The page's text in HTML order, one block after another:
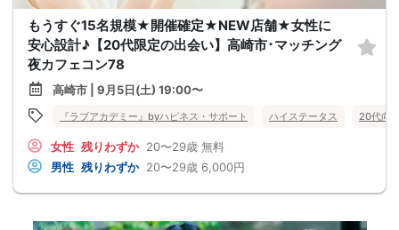
もうすぐ15名規模★開催確定★NEW店舗★女性に
安心設計♪【20代限定の出会い】高崎市･マッチング
夜カフェコン78
高崎市 | 9月5日(土) 19:00〜
『ラブアカデミー』byハピネス・サポート ハイステータス 20代向
女性 残りわずか 20〜29歳 無料
男性 残りわずか 20〜29歳 6,000円